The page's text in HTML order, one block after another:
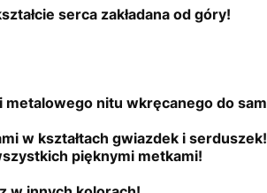
serca zakładana od góry!
nitu wkręcanego do
w kształtach gwiazdek i serduszek!
pięknymi metkami!